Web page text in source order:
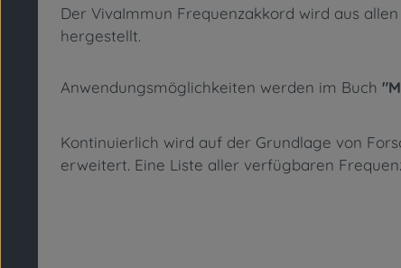
Der VivaImmun Frequenzakkord wird aus
hergestellt.
Anwendungsmöglichkeiten werden im Buch
Kontinuierlich wird auf der Grundlage von
erweitert. Eine Liste aller verfügbaren